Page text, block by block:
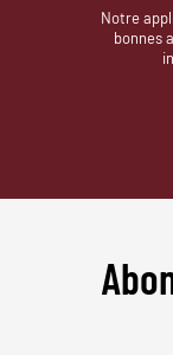
Notre
bonnes